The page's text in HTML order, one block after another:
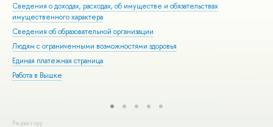
Сведения о доходах, расходах, об имуществе и обязательствах
имущественного характера
Сведения об образовательной организации
Людям с ограниченными возможностями здоровья
Единая платежная страница
Работа в Вышке
Редактору